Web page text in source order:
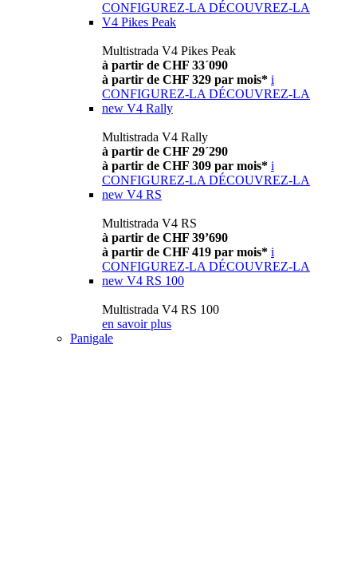
CONFIGUREZ-LA DÉCOUVREZ-LA
V4 Pikes Peak
Multistrada V4 Pikes Peak
à partir de CHF 33´090
à partir de CHF 329 par mois* i
CONFIGUREZ-LA DÉCOUVREZ-LA
new V4 Rally
Multistrada V4 Rally
à partir de CHF 29´290
à partir de CHF 309 par mois* i
CONFIGUREZ-LA DÉCOUVREZ-LA
new V4 RS
Multistrada V4 RS
à partir de CHF 39’690
à partir de CHF 419 par mois* i
CONFIGUREZ-LA DÉCOUVREZ-LA
new V4 RS 100
Multistrada V4 RS 100
en savoir plus
Panigale